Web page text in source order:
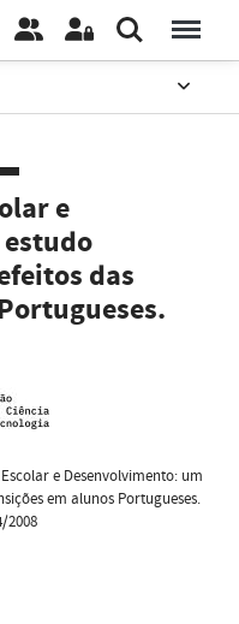
e
das
e Desenvolvimento: um
em alunos Portugueses.
2008